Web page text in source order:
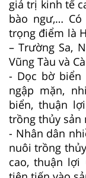
giá trị kinh tế
bào ngư,…
trọng điểm là
– Trường Sa,
Vũng Tàu và
- Dọc bờ biển
ngập mặn,
biển, thuận
trồng thủy sản
- Nhân dân
nuôi trồng
cao, thuận lợi